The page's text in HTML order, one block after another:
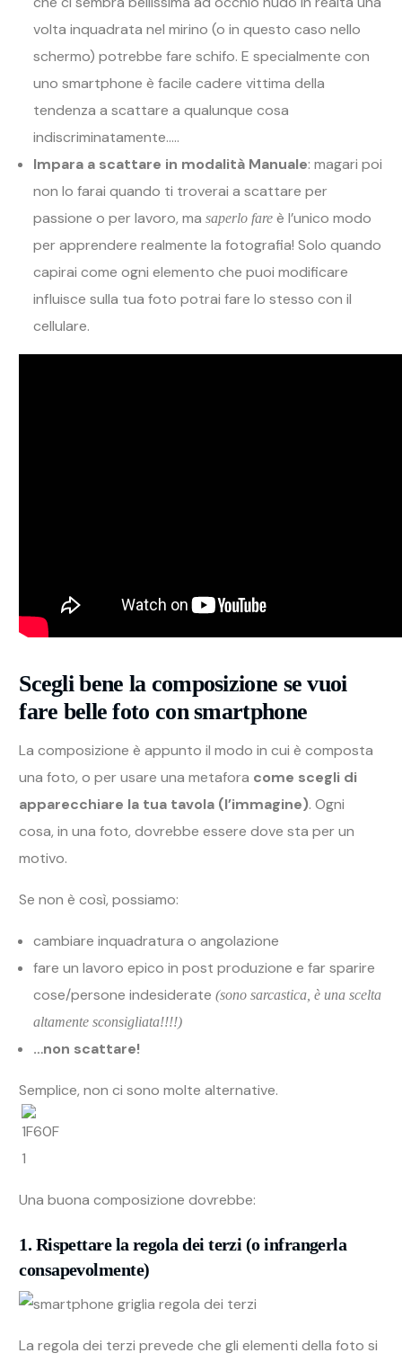
volta inquadrata nel mirino (o in questo caso nello
schermo) potrebbe fare schifo. E specialmente con
uno smartphone è facile cadere vittima della
tendenza a scattare a qualunque cosa
indiscriminatamente…..
Impara a scattare in modalità Manuale: magari poi
non lo farai quando ti troverai a scattare per
passione o per lavoro, masaperlo fare è l’unico modo
per apprendere realmente la fotografia! Solo quando
capirai come ogni elemento che puoi modificare
influisce sulla tua foto potrai fare lo stesso con il
cellulare.
Scegli bene la composizione se vuoi
fare belle foto con smartphone
La composizione è appunto il modo in cui è composta
una foto, o per usare una metafora come scegli di
apparecchiare la tua tavola (l’immagine). Ogni
cosa, in una foto, dovrebbe essere dove sta per un
motivo.
Se non è così, possiamo:
cambiare inquadratura o angolazione
fare un lavoro epico in post produzione e far sparire
cose/persone indesiderate(sono sarcastica, è una scelta
altamente sconsigliata!!!!)
…non scattare!
Semplice, non ci sono molte alternative.
Una buona composizione dovrebbe:
1. Rispettare la regola dei terzi (o infrangerla
consapevolmente)
La regola dei terzi prevede che gli elementi della foto si